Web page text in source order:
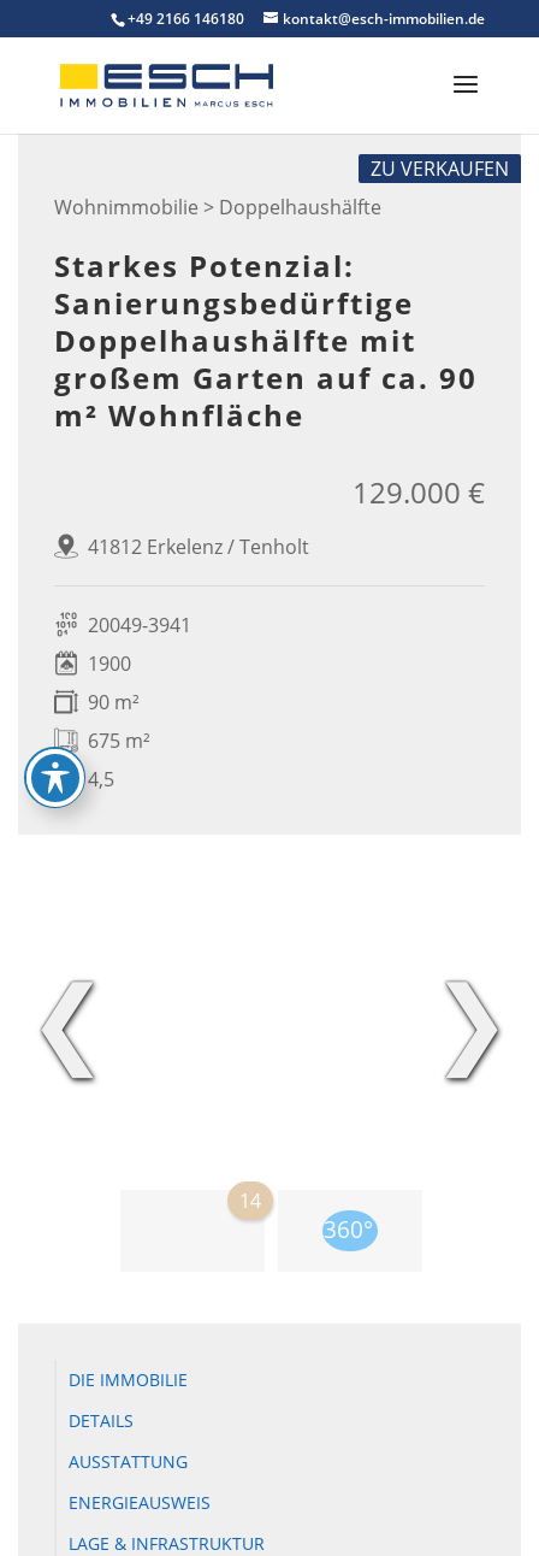
to
content
+49 2166 146180 kontakt@esch-immobilien.de
Wohnimmobilie > Doppelhaushälfte
ZU VERKAUFEN
Starkes Potenzial:
Sanierungsbedürftige
Doppelhaushälfte mit
großem Garten auf ca. 90
m² Wohnfläche
41812 Erkelenz / Tenholt
129.000 €
20049-3941
1900
90 m²
675 m²
4,5
❮ ❯
14
DIE IMMOBILIE
DETAILS
AUSSTATTUNG
ENERGIEAUSWEIS
LAGE & INFRASTRUKTUR